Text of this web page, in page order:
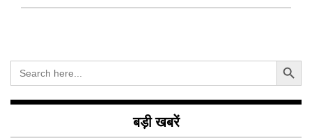
Search
for:
Search Button
बड़ी खबरें